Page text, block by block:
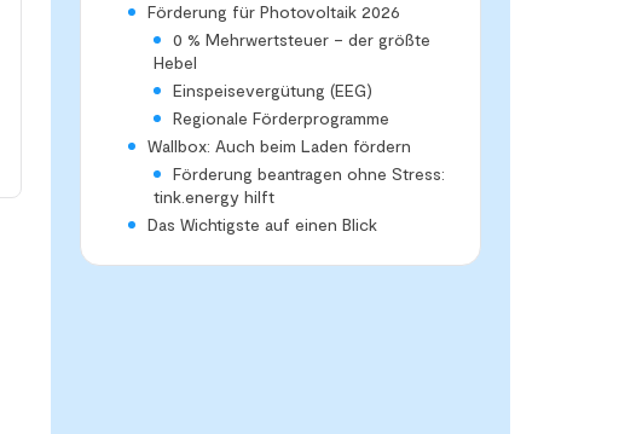
Förderung für Photovoltaik 2026
0 % Mehrwertsteuer – der größte
Hebel
Einspeisevergütung (EEG)
Regionale Förderprogramme
Wallbox: Auch beim Laden fördern
Förderung beantragen ohne Stress:
tink.energy hilft
Das Wichtigste auf einen Blick